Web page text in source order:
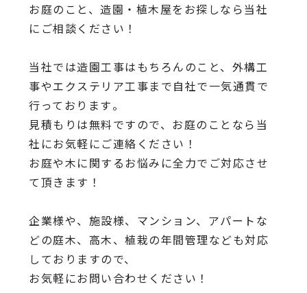
お庭のこと、造園・ 植木屋をお探しなら当社
にご相談ください！
当社では造園工事はもちろんのこと、 外構工
事やエクステリア工事まで自社で一気通貫で
行っております。
見積もりは無料ですので、 お庭のことなら当
社にお気軽にご連絡ください！
お庭や木に関するお悩みに全力でご対応させ
て頂きます！
企業様や、施設様、マンション、アパートな
どの庭木、高木、植栽の年間管理なども対応
しておりますので、
お気軽にお問い合わせください！